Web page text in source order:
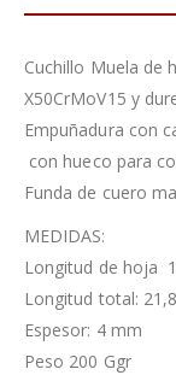
Cuchillo Muela de
X50CrMoV15 y
Empuñadura con
con hueco para
Funda de cuero
MEDIDAS:
Longitud de hoja
Longitud total:
Espesor: 4 mm
Peso 200 Ggr